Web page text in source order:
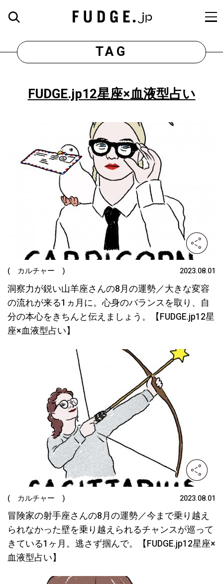
TAG
FUDGE.jp12星座×血液型占い
( カルチャー ) 2023.08.01
洞察力が鋭い山羊座さんの8月の運勢／大きな変容
の流れが来る1ヵ月に。心身のバランスを取り、自
分の本心をきちんと伝えましょう。【FUDGE.jp12星
座×血液型占い】
( カルチャー ) 2023.08.01
冒険家の射手座さんの8月の運勢／今まで乗り越え
られなかった壁を乗り越えられるチャンスが巡って
きている1ヶ月。逃さず掴んで。【FUDGE.jp12星座×
血液型占い】